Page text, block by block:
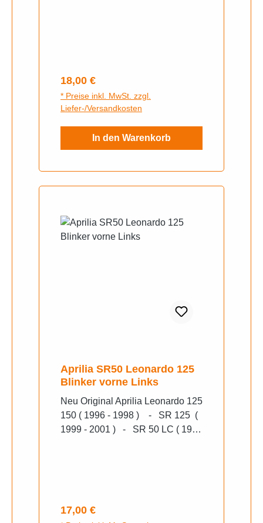
Regulärer Preis:
18,00 €
* Preise inkl. MwSt. zzgl.
Liefer-/Versandkosten
In den Warenkorb
Aprilia SR50 Leonardo 125
Blinker vorne Links
Neu Original Aprilia Leonardo 125
150 ( 1996 - 1998 ) - SR 125 (
1999 - 2001 ) - SR 50 LC ( 1997
Regulärer Preis:
17,00 €